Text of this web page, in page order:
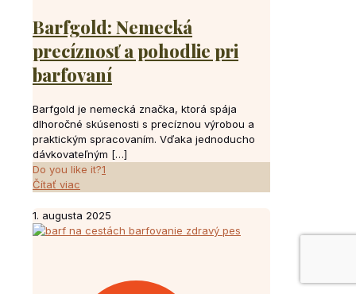
Barfgold: Nemecká
precíznosť a pohodlie pri
barfovaní
Barfgold je nemecká značka, ktorá spája
dlhoročné skúsenosti s precíznou výrobou a
praktickým spracovaním. Vďaka jednoducho
dávkovateľným […]
Do you like it?1
Čítať viac
1. augusta 2025